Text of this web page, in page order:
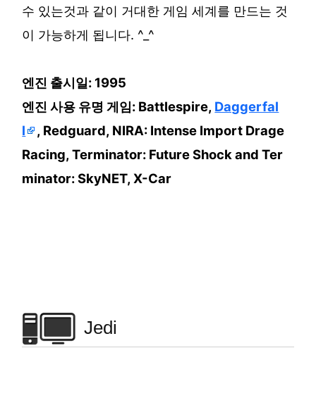
수 있는것과 같이 거대한 게임 세계를 만드는 것
이 가능하게 됩니다. ^_^
엔진 출시일: 1995
엔진 사용 유명 게임: Battlespire, Daggerfal
l
, Redguard, NIRA: Intense Import Drage
Racing, Terminator: Future Shock and Ter
minator: SkyNET, X-Car
Jedi